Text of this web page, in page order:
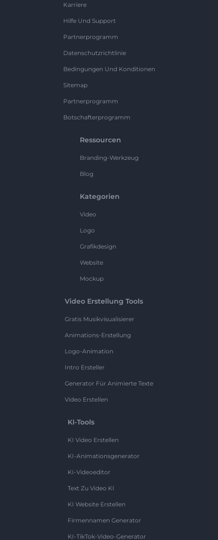
Karriere
Hilfe Und Support
Partnerprogramm
Datenschutzrichtlinie
Bedingungen Und Konditionen
Sitemap
Partnerprogramm
Botschafterprogramm
Ressourcen
Branding-Werkzeug
Blog
Kategorien
Video
Logo
Grafikdesign
Website
Mockup
Video Erstellung Tools
Gratis Musikvisualisierer
Animations-Erstellung
Logo-Animation
Intro Ersteller
Generator Für Animierte Texte
Video Erstellen
KI-Tools
KI Video Erstellen
KI-Animationsgenerator
KI-Videoeditor
Text Zu Video KI
KI Website Erstellen
Firmennamen Generator
KI-TikTok-Video-Generator